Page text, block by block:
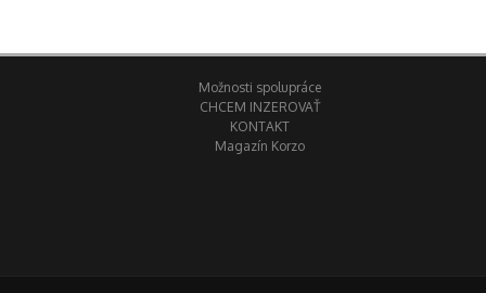
Možnosti spolupráce
CHCEM INZEROVAŤ
KONTAKT
Magazín Korzo